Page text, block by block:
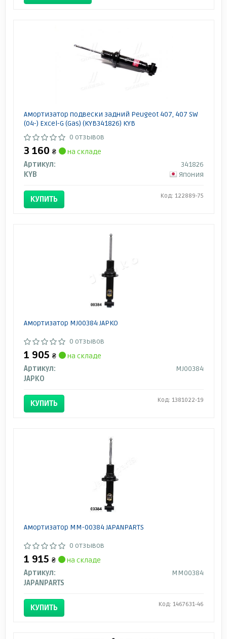
Амортизатор подвески задний Peugeot 407, 407 SW
(04-) Excel-G (Gas) (KYB341826) KYB
0 отзывов
3 160 ₴
на складе
Артикул:
341826
KYB
Япония
КУПИТЬ Код: 122889-75
Амортизатор MJ00384 JAPKO
0 отзывов
1 905 ₴
на складе
Артикул:
MJ00384
JAPKO
КУПИТЬ Код: 1381022-19
Амортизатор MM-00384 JAPANPARTS
0 отзывов
1 915 ₴
на складе
Артикул:
MM00384
JAPANPARTS
КУПИТЬ Код: 1467631-46